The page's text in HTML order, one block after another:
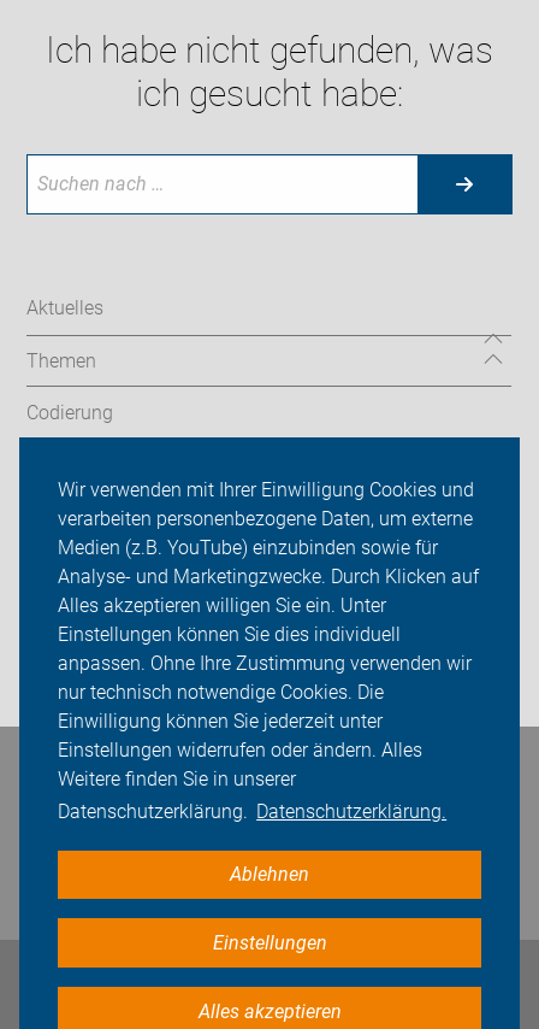
Wir verwenden mit Ihrer Einwilligung Cookies und
verarbeiten personenbezogene Daten, um externe
Medien (z.B. YouTube) einzubinden sowie für
Analyse- und Marketingzwecke. Durch Klicken auf
Alles akzeptieren willigen Sie ein. Unter
Einstellungen können Sie dies individuell
anpassen. Ohne Ihre Zustimmung verwenden wir
nur technisch notwendige Cookies. Die
Einwilligung können Sie jederzeit unter
Einstellungen widerrufen oder ändern. Alles
Weitere finden Sie in unserer
Datenschutzerklärung. Datenschutzerklärung.
Ablehnen
Einstellungen
Alles akzeptieren
Ich habe nicht gefunden, was
ich gesucht habe:
Aktuelles
Themen
Codierung
Werkstattkurse
Über uns
Sei dabei
Bleiben Sie in Kontakt